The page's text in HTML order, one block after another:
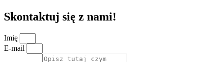
Skontaktuj się z nami!
Imię
E-mail